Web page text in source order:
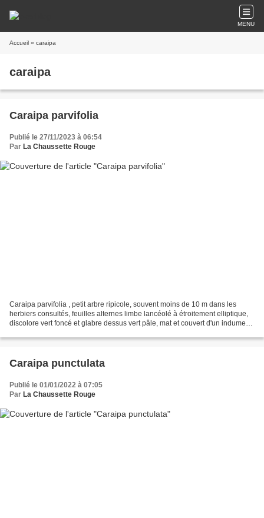
MENU
Accueil » caraipa
caraipa
Caraipa parvifolia
Publié le 27/11/2023 à 06:54
Par La Chaussette Rouge
Caraipa parvifolia , petit arbre ripicole, souvent moins de 10 m dans les
herbiers consultés, feuilles alternes limbe lancéolé à étroitement elliptique,
discolore vert foncé et glabre dessus vert pâle, mat et couvert d'un indument
Caraipa punctulata
Publié le 01/01/2022 à 07:05
Par La Chaussette Rouge